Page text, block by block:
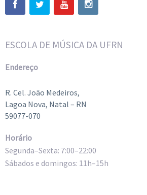
ESCOLA DE MÚSICA DA UFRN
Endereço
R. Cel. João Medeiros,
Lagoa Nova, Natal – RN
59077-070
Horário
Segunda–Sexta: 7:00–22:00
Sábados e domingos: 11h–15h